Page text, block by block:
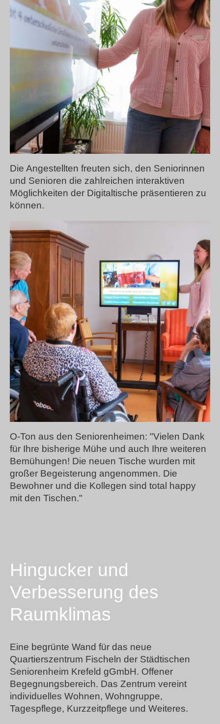
Die Angestellten freuten sich, den Seniorinnen
und Senioren die zahlreichen interaktiven
Möglichkeiten der Digitaltische präsentieren zu
können.
O-Ton aus den Seniorenheimen: "Vielen Dank
für Ihre bisherige Mühe und auch Ihre weiteren
Bemühungen! Die neuen Tische wurden mit
großer Begeisterung angenommen. Die
Bewohner und die Kollegen sind total happy
mit den Tischen."
Hingucker und
Verbesserung des
Raumklimas
Eine begrünte Wand für das neue
Quartierszentrum Fischeln der Städtischen
Seniorenheim Krefeld gGmbH. Offener
Begegnungsbereich. Das Zentrum vereint
individuelles Wohnen, Wohngruppe,
Tagespflege, Kurzzeitpflege und Weiteres.